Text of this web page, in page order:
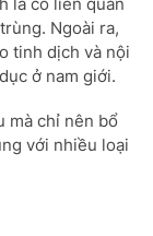
Ngoài ra,
tinh dịch và nội
ở nam giới.
mà chỉ nên bổ
với nhiều loại